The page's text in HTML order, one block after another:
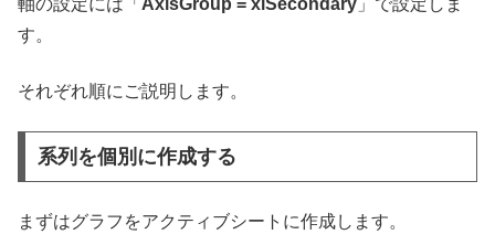
軸の設定には「 AxisGroup = xlSecondary 」で設定しま
す。
それぞれ順にご説明します。
系列を個別に作成する
まずはグラフをアクティブシートに作成します。